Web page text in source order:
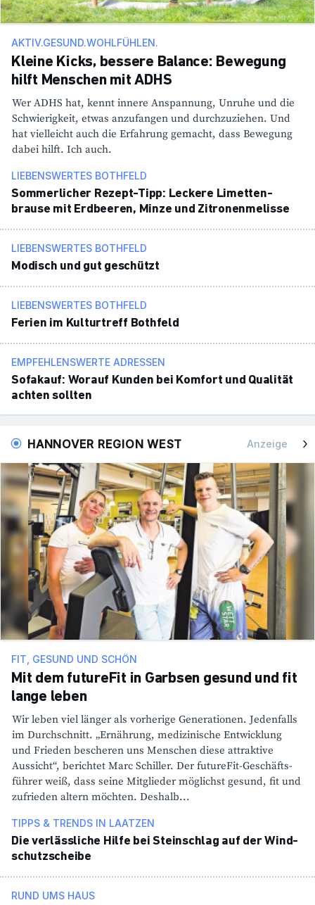
AKTIV.GESUND.WOHLFÜHLEN.
Kleine Kicks, bessere Balance: Bewegung
hilft Menschen mit ADHS
Wer ADHS hat, kennt innere Anspan­nung, Unruhe und die
Schwie­rig­keit, etwas anzu­fangen und durch­zu­ziehen. Und
hat viel­leicht auch die Erfah­rung gemacht, dass Bewe­gung
dabei hilft. Ich auch.
LIEBENSWERTES BOTHFELD
Sommer­li­cher Rezept-Tipp: Leckere Limet­ten­
brause mit Erdbeeren, Minze und Zitro­nen­me­lisse
LIEBENSWERTES BOTHFELD
Modisch und gut geschützt
LIEBENSWERTES BOTHFELD
Ferien im Kultur­treff Both­feld
EMPFEHLENSWERTE ADRESSEN
Sofa­kauf: Worauf Kunden bei Komfort und Qualität
achten sollten
HANNOVER REGION WEST Anzeige
FIT, GESUND UND SCHÖN
Mit dem futureFit in Garbsen gesund und fit
lange leben
Wir leben viel länger als vorhe­rige Gene­ra­tionen. Jeden­falls
im Durch­schnitt. „Ernäh­rung, medi­zi­ni­sche Entwick­lung
und Frieden bescheren uns Menschen diese attrak­tive
Aussicht“, berichtet Marc Schiller. Der futureFit-Geschäfts­
führer weiß, dass seine Mitglieder möglichst gesund, fit und
zufrieden altern möchten. Deshalb...
TIPPS & TRENDS IN LAATZEN
Die verläss­liche Hilfe bei Stein­schlag auf der Wind­
schutz­scheibe
RUND UMS HAUS